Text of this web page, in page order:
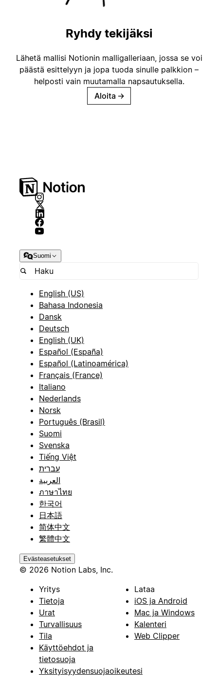
Ryhdy tekijäksi
Lähetä mallisi Notionin malligalleriaan, jossa se voi
päästä esittelyyn ja jopa tuoda sinulle palkkion –
helposti vain muutamalla napsautuksella.
Aloita →
Suomi
English (US)
Bahasa Indonesia
Dansk
Deutsch
English (UK)
Español (España)
Español (Latinoamérica)
Français (France)
Italiano
Nederlands
Norsk
Português (Brasil)
Suomi
Svenska
Tiếng Việt
עברית
العربية
ภาษาไทย
한국어
日本語
简体中文
繁體中文
Evästeasetukset
© 2026 Notion Labs, Inc.
Yritys
Tietoja
Urat
Turvallisuus
Tila
Käyttöehdot ja
tietosuoja
Yksityisyydensuojaoikeutesi
Lataa
iOS ja Android
Mac ja Windows
Kalenteri
Web Clipper